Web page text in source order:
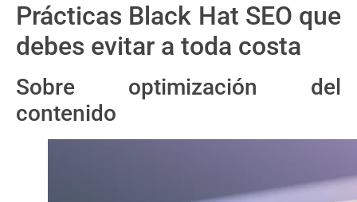
Prácticas Black Hat SEO que
debes evitar a toda costa
Sobre optimización del
contenido